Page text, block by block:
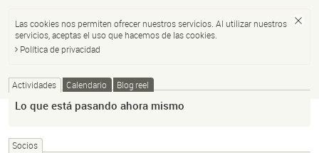
Las cookies nos permiten ofrecer nuestros servicios. Al utilizar nuestros
servicios, aceptas el uso que hacemos de las cookies.
Política de privacidad
Actividades Calendario Blog reel
Lo que está pasando ahora mismo
Socios